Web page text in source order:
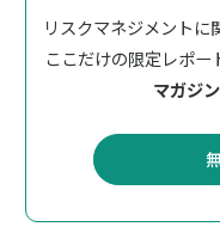
リスクマネジメントに
ここだけの限定レポー
マガジン